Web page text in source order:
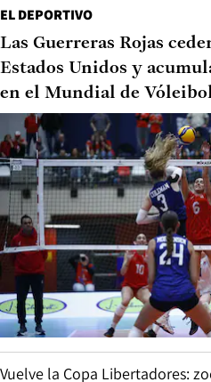
EL DEPORTIVO
Las Guerreras Rojas
Estados Unidos y
en el Mundial de Vóleibol
Vuelve la Copa Libertadores: